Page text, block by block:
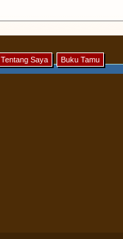
Tentang Saya Buku Tamu